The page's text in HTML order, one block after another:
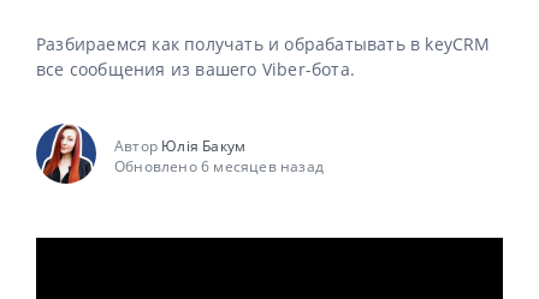
Разбираемся как получать и обрабатывать в keyCRM
все сообщения из вашего Viber-бота.
Автор Юлія Бакум
Обновлено 6 месяцев назад